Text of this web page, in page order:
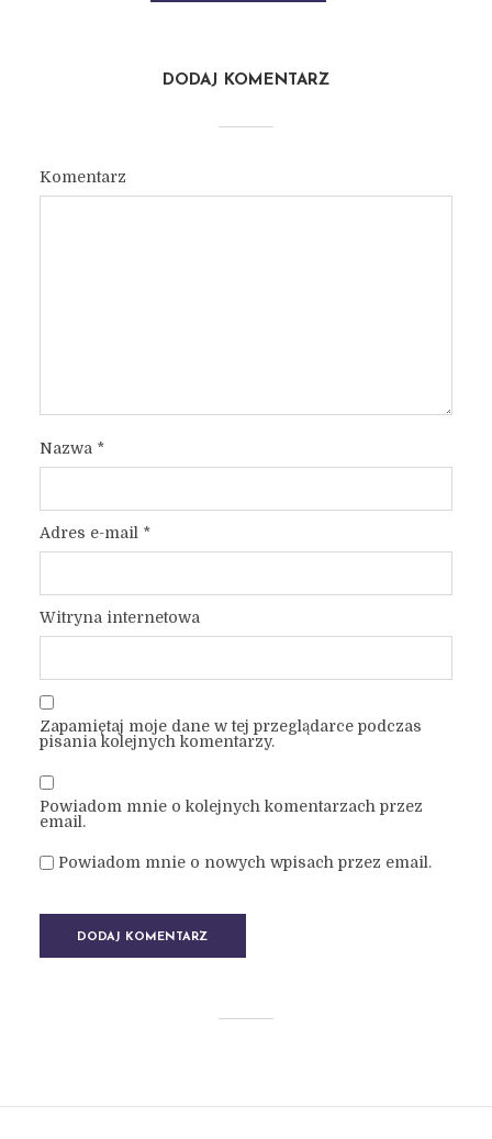
DODAJ KOMENTARZ
Komentarz
Nazwa *
Adres e-mail *
Witryna internetowa
Zapamiętaj moje dane w tej przeglądarce podczas
pisania kolejnych komentarzy.
Powiadom mnie o kolejnych komentarzach przez
email.
Powiadom mnie o nowych wpisach przez email.